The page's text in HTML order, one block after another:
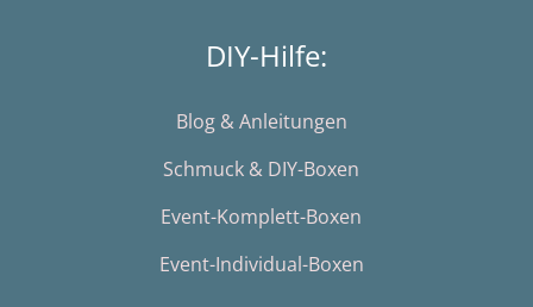
DIY-Hilfe:
Blog & Anleitungen
Schmuck & DIY-Boxen
Event-Komplett-Boxen
Event-Individual-Boxen